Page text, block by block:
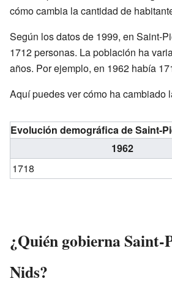
cómo cambia la cantidad de
Según los datos de 1999, en Saint-
1712 personas. La población ha
años. Por ejemplo, en 1962 había
Aquí puedes ver cómo ha cambiado
Evolución demográfica de Saint-
1962
1718
¿Quién gobierna Saint-
Nids?